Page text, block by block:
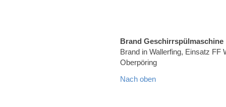
Brand Geschirrspülmaschine
Brand in Wallerfing, Einsatz FF
Oberpöring
Nach oben